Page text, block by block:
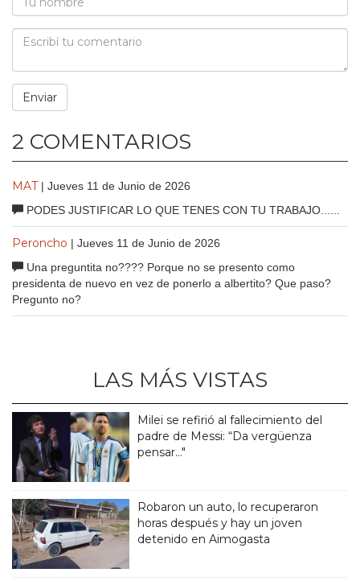
2 COMENTARIOS
MAT | Jueves 11 de Junio de 2026
PODES JUSTIFICAR LO QUE TENES CON TU TRABAJO......
Peroncho | Jueves 11 de Junio de 2026
Una preguntita no???? Porque no se presento como
presidenta de nuevo en vez de ponerlo a albertito? Que paso?
Pregunto no?
LAS MÁS VISTAS
Milei se refirió al fallecimiento del
padre de Messi: “Da vergüenza
pensar..."
Robaron un auto, lo recuperaron
horas después y hay un joven
detenido en Aimogasta